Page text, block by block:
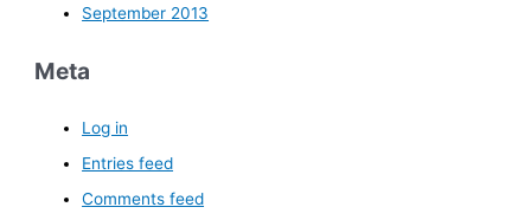
September 2013
Meta
Log in
Entries feed
Comments feed